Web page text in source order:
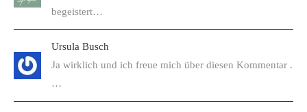
begeistert…
Ursula Busch
Ja wirklich und ich freue mich über diesen Kommentar .
…